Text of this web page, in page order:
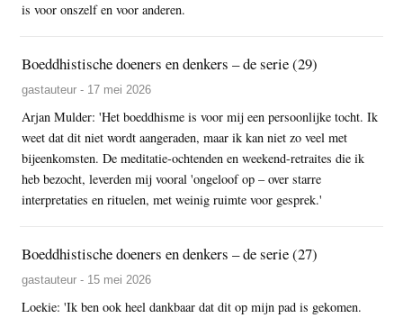
is voor onszelf en voor anderen.
Boeddhistische doeners en denkers – de serie (29)
gastauteur - 17 mei 2026
Arjan Mulder: 'Het boeddhisme is voor mij een persoonlijke tocht. Ik
weet dat dit niet wordt aangeraden, maar ik kan niet zo veel met
bijeenkomsten. De meditatie-ochtenden en weekend-retraites die ik
heb bezocht, leverden mij vooral 'ongeloof op – over starre
interpretaties en rituelen, met weinig ruimte voor gesprek.'
Boeddhistische doeners en denkers – de serie (27)
gastauteur - 15 mei 2026
Loekie: 'Ik ben ook heel dankbaar dat dit op mijn pad is gekomen.